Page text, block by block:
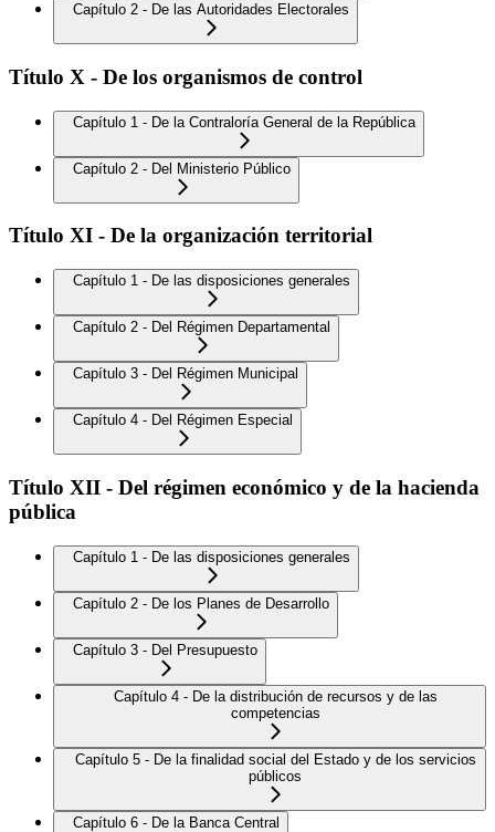
Capítulo 2 - De las Autoridades Electorales
Título X - De los organismos de control
Capítulo 1 - De la Contraloría General de la República
Capítulo 2 - Del Ministerio Público
Título XI - De la organización territorial
Capítulo 1 - De las disposiciones generales
Capítulo 2 - Del Régimen Departamental
Capítulo 3 - Del Régimen Municipal
Capítulo 4 - Del Régimen Especial
Título XII - Del régimen económico y de la hacienda
pública
Capítulo 1 - De las disposiciones generales
Capítulo 2 - De los Planes de Desarrollo
Capítulo 3 - Del Presupuesto
Capítulo 4 - De la distribución de recursos y de las
competencias
Capítulo 5 - De la finalidad social del Estado y de los servicios
públicos
Capítulo 6 - De la Banca Central